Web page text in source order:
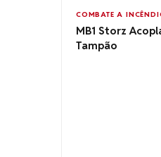
COMBATE A
MB1 Storz
Tampão